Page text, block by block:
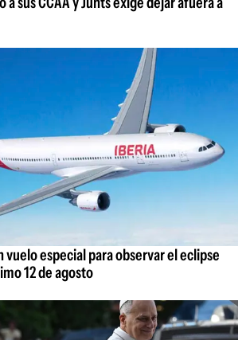
vuelo especial para observar el eclipse
12 de agosto